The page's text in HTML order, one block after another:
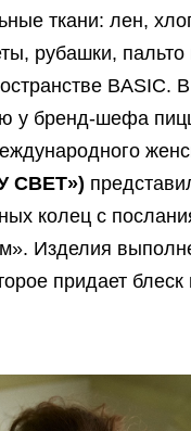
ткани: лен,
рубашки,
BASIC.
у бренд-шефа
СВЕТ»)
колец с
Изделия
придает